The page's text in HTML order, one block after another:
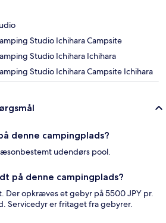
Studio Ichihara Campsite
Studio Ichihara Ichihara
Studio Ichihara Campsite Ichihara
denne campingplads?
udendørs pool.
på denne campingplads?
Der opkræves et gebyr på 5500 JPY pr.
Servicedyr er fritaget fra gebyrer.